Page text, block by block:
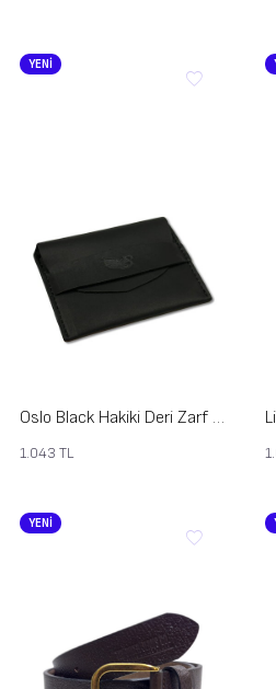
YENİ
Oslo Black Hakiki Deri Zarf Cüzdan
1.043 TL
YENİ